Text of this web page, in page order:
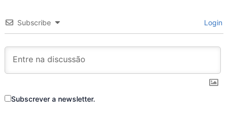
Subscribe Login
Subscrever a newsletter.